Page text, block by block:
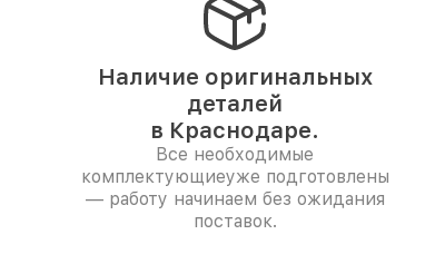
Наличие оригинальных
деталей
в Краснодаре.
Все необходимые
комплектующиеуже подготовлены
— работу начинаем без ожидания
поставок.